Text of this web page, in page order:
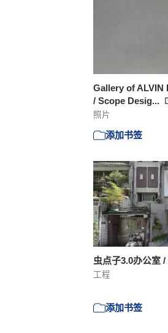
Gallery of ALVIN
/ Scope Desig...
照片
添加书签
虫点子3.0办公室
工程
添加书签